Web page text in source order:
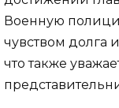
Военную
чувством долга
что также